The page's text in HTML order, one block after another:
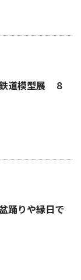
道模型展 ８
踊りや縁日で